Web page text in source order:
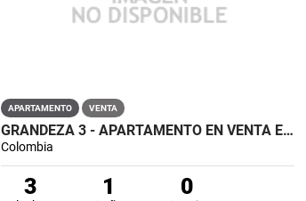
APARTAMENTO VENTA
GRANDEZA 3 - APARTAMENTO EN VENTA EN CIUDAD VERDE, SOACHA
Colombia
3 1 0